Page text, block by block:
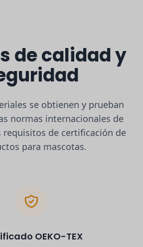
de calidad y
se obtienen y prueban
normas internacionales de
requisitos de certificación de
para mascotas.
OEKO-TEX